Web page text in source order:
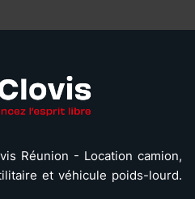
Réunion - Location camion,
et véhicule poids-lourd.